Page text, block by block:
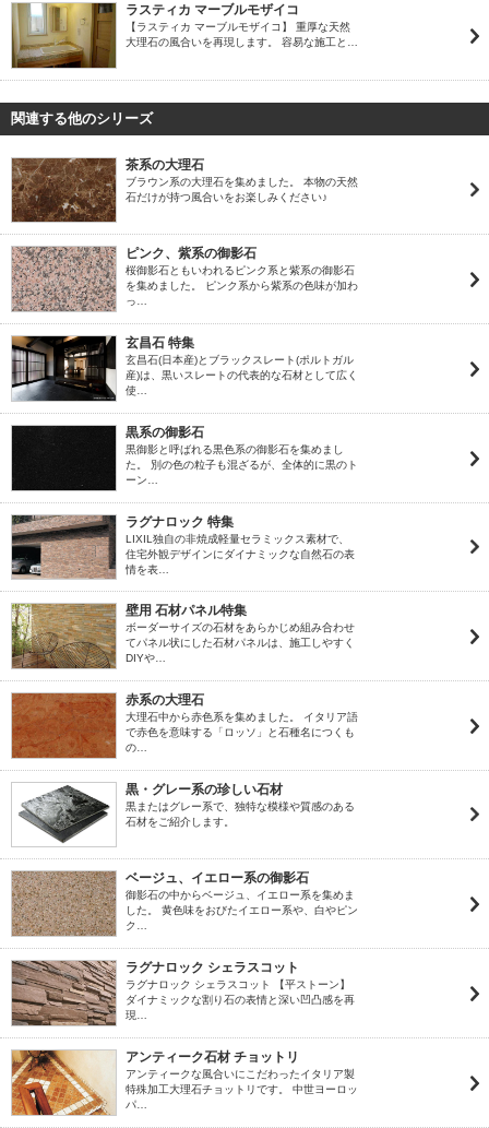
ラスティカ マーブルモザイコ
【ラスティカ マーブルモザイコ】 重厚な天然
大理石の風合いを再現します。 容易な施工と…
関連する他のシリーズ
茶系の大理石
ブラウン系の大理石を集めました。 本物の天然
石だけが持つ風合いをお楽しみください♪
ピンク、紫系の御影石
桜御影石ともいわれるピンク系と紫系の御影石
を集めました。 ピンク系から紫系の色味が加わ
っ…
玄昌石 特集
玄昌石(日本産)とブラックスレート(ポルトガル
産)は、黒いスレートの代表的な石材として広く
使…
黒系の御影石
黒御影と呼ばれる黒色系の御影石を集めまし
た。 別の色の粒子も混ざるが、全体的に黒のト
ーン…
ラグナロック 特集
LIXIL独自の非焼成軽量セラミックス素材で、
住宅外観デザインにダイナミックな自然石の表
情を表…
壁用 石材パネル特集
ボーダーサイズの石材をあらかじめ組み合わせ
てパネル状にした石材パネルは、施工しやすく
DIYや…
赤系の大理石
大理石中から赤色系を集めました。 イタリア語
で赤色を意味する「ロッソ」と石種名につくも
の…
黒・グレー系の珍しい石材
黒またはグレー系で、独特な模様や質感のある
石材をご紹介します。
ベージュ、イエロー系の御影石
御影石の中からベージュ、イエロー系を集めま
した。 黄色味をおびたイエロー系や、白やピン
ク…
ラグナロック シェラスコット
ラグナロック シェラスコット 【平ストーン】
ダイナミックな割り石の表情と深い凹凸感を再
現…
アンティーク石材 チョットリ
アンティークな風合いにこだわったイタリア製
特殊加工大理石チョットリです。 中世ヨーロッ
パ…